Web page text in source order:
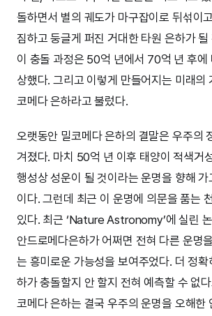
돌하면서 별의 궤도가 마구잡이로 뒤섞이
짐하고 둥글게 퍼진 거대한 타원 은하가
이 충돌 과정은 50억 년에서 70억 년 후에
상했다. 그리고 이렇게 만들어지는 미래의
코메다 은하라고 불렀다.
오랫동안 밀코메다 은하의 결말은 우주의
겨졌다. 마치 50억 년 이후 태양이 적색거
행성상 성운이 될 것이라는 운명을 향해
이다. 그런데 최근 이 운명에 의문을 품는
있다. 최근 ‘Nature Astronomy’에 실린
안드로메다은하가 어쩌면 전혀 다른 운명
는 흥미로운 가능성을 보여주었다. 더 정확
하가 충돌할지 안 할지 전혀 예측할 수 없
코메다 은하는 결국 우주의 운명을 오해한